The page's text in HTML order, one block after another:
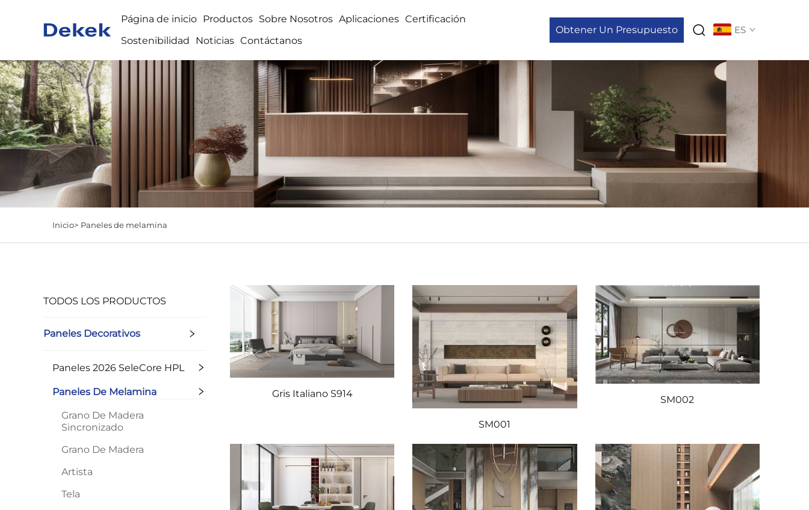
Página de inicio Productos Sobre Nosotros Aplicaciones Certificación
Sostenibilidad
Noticias Contáctanos
Obtener Un Presupuesto ES
Inicio> Paneles de melamina
TODOS LOS PRODUCTOS
Paneles Decorativos
Paneles 2026 SeleCore HPL
Paneles De Melamina
Grano De Madera
Sincronizado
Grano De Madera
Artista
Tela
Gris Italiano S914
SM001
SM002